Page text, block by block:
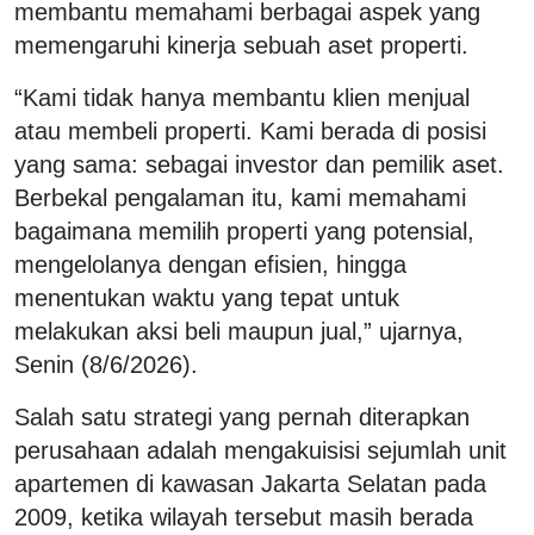
membantu memahami berbagai aspek yang
memengaruhi kinerja sebuah aset properti.
“Kami tidak hanya membantu klien menjual
atau membeli properti. Kami berada di posisi
yang sama: sebagai investor dan pemilik aset.
Berbekal pengalaman itu, kami memahami
bagaimana memilih properti yang potensial,
mengelolanya dengan efisien, hingga
menentukan waktu yang tepat untuk
melakukan aksi beli maupun jual,” ujarnya,
Senin (8/6/2026).
Salah satu strategi yang pernah diterapkan
perusahaan adalah mengakuisisi sejumlah unit
apartemen di kawasan Jakarta Selatan pada
2009, ketika wilayah tersebut masih berada